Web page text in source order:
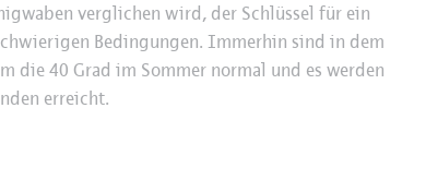
verglichen wird, der Schlüssel für ein
Bedingungen. Immerhin sind in dem
die 40 Grad im Sommer normal und es werden
erreicht.